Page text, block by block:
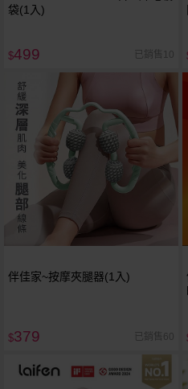
袋(1入)
$499 已銷售10
伴佳家~按摩夾腿器(1入)
$379 已銷售60